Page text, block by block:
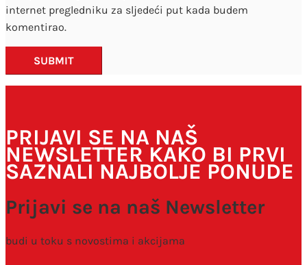
internet pregledniku za sljedeći put kada budem
komentirao.
SUBMIT
PRIJAVI SE NA NAŠ
NEWSLETTER KAKO BI PRVI
SAZNALI NAJBOLJE PONUDE
Prijavi se na naš Newsletter
budi u toku s novostima i akcijama